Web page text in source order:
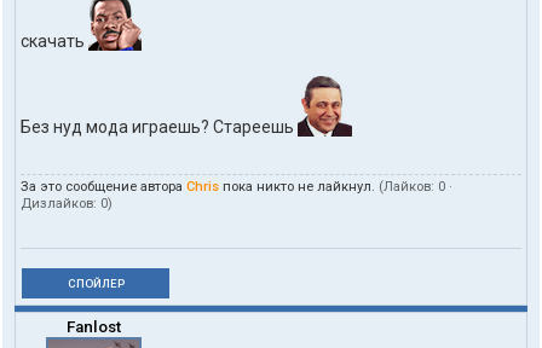
скачать
Без нуд мода играешь? Стареешь
За это сообщение автора Chris пока никто не лайкнул. (Лайков: 0 ·
Дизлайков: 0)
СПОЙЛЕР
Fanlost